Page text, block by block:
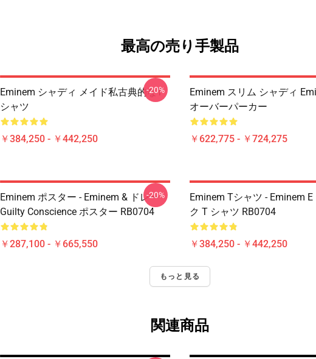
最高の売り手製品
Eminem シャディ メイド私古典的なT
シャツ
￥384,250 - ￥442,250
-20%
Eminem スリム シャディ
オーバーパーカー
￥622,775 - ￥724,275
Eminem ポスター - Eminem & ドレー -
Guilty Conscience ポスター RB0704
￥287,100 - ￥665,550
-20%
Eminem Tシャツ - Eminem
ク T シャツ RB0704
￥384,250 - ￥442,250
もっと見る
関連商品